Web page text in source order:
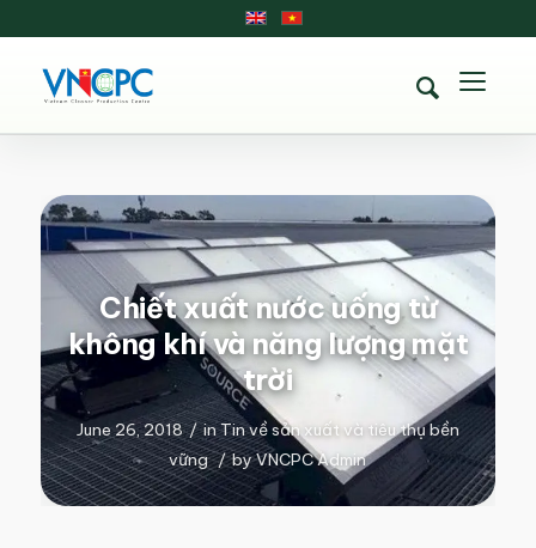
Chiết xuất nước uống từ
không khí và năng lượng mặt
trời
June 26, 2018 / inTin về sản xuất và tiêu thụ bền
vững / byVNCPC Admin